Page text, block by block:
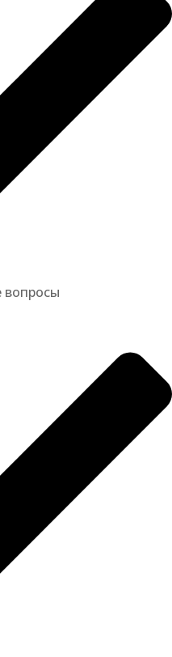
вопросы